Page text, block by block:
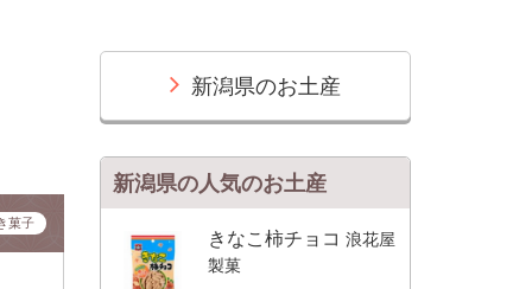
菓子
新潟県のお土産
新潟県の人気のお土産
きなこ柿チョコ 浪花屋
製菓